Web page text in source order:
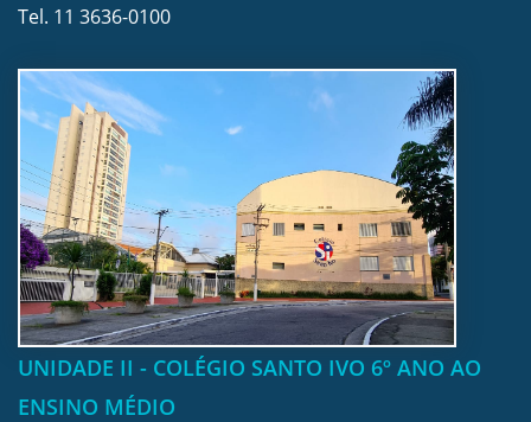
Tel. 11 3636-0100
UNIDADE II - COLÉGIO SANTO IVO 6º ANO AO
ENSINO MÉDIO